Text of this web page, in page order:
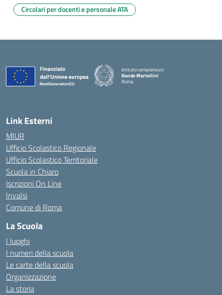
Circolari per docenti e personale ATA
Istituto comprensivo
Nando Martellini
Roma
Link Esterni
MIUR
Ufficio Scolastico Regionale
Ufficio Scolastico Territoriale
Scuola in Chiaro
Iscrizioni On Line
Invalsi
Comune di Roma
La Scuola
I luoghi
I numeri della scuola
Le carte della scuola
Organizzazione
La storia